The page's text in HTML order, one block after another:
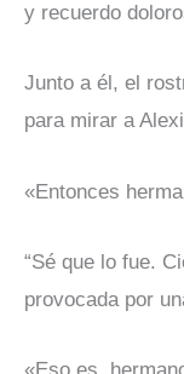
y recuerdo
Junto a él, el
para mirar a
«Entonces
“Sé que lo fue.
provocada por